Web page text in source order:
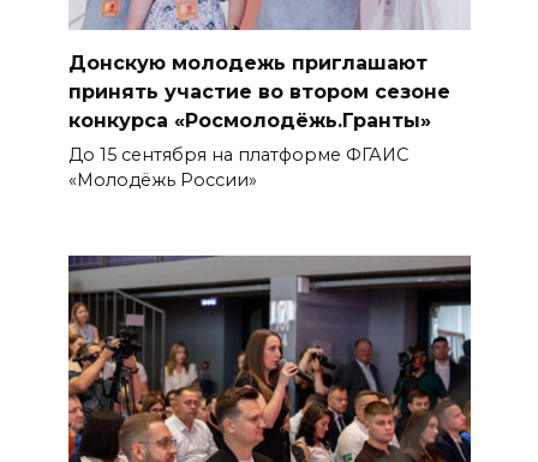
Донскую молодежь приглашают
принять участие во втором сезоне
конкурса «Росмолодёжь.Гранты»
До 15 сентября на платформе ФГАИС
«Молодёжь России»